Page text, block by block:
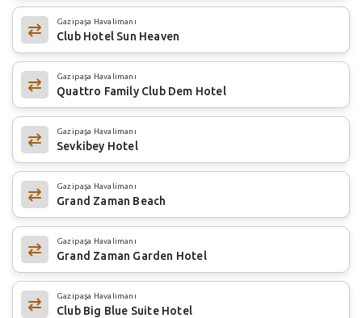
Gazipaşa Havalimanı
Club Hotel Sun Heaven
Gazipaşa Havalimanı
Quattro Family Club Dem Hotel
Gazipaşa Havalimanı
Sevkibey Hotel
Gazipaşa Havalimanı
Grand Zaman Beach
Gazipaşa Havalimanı
Grand Zaman Garden Hotel
Gazipaşa Havalimanı
Club Big Blue Suite Hotel